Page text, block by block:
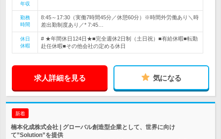
年収
勤務
時間
8:45～17:30（実働7時間45分／休憩60分）※時間外労働あり＼時
差出勤制度あり／* 7:45…
休日
休暇
# ★年間休日124日★■完全週休2日制（土日祝）■有給休暇■転勤
赴任休暇■その他会社の定める休日
求人詳細を見る 気になる
新着
楠本化成株式会社 | グローバル創造型企業として、世界に向け
て”Solution”を提供